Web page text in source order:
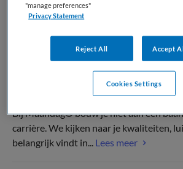
Bij Maandag® bouw je niet aan een
carrière. We kijken naar je kwaliteiten,
belangrijk vindt in... Lees meer
"manage preferences"
Privacy Statement
Reject All Accept
Cookies Settings